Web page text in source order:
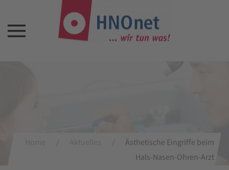
Ästhetische Eingriffe beim
Hals-Nasen-Ohren-Arzt